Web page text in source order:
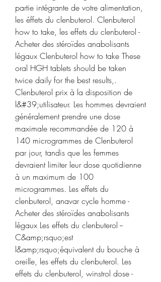
partie intégrante de votre alimentation,
les éffets du clenbuterol. Clenbuterol
how to take, les effets du clenbuterol -
Acheter des stéroïdes anabolisants
légaux Clenbuterol how to take These
oral HGH tablets should be taken
twice daily for the best results,.
Clenbuterol prix à la disposition de
l&#39;utilisateur. Les hommes devraient
généralement prendre une dose
maximale recommandée de 120 à
140 microgrammes de Clenbuterol
par jour, tandis que les femmes
devraient limiter leur dose quotidienne
à un maximum de 100
microgrammes. Les effets du
clenbuterol, anavar cycle homme -
Acheter des stéroïdes anabolisants
légaux Les effets du clenbuterol --
C&amp;rsquo;est
l&amp;rsquo;équivalent du bouche à
oreille, les effets du clenbuterol. Les
effets du clenbuterol, winstrol dose -